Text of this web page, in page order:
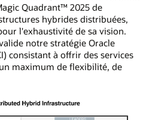
Quadrant™ 2025 de
hybrides distribuées,
l'exhaustivité de sa vision.
notre stratégie Oracle
consistant à offrir des services
maximum de flexibilité, de